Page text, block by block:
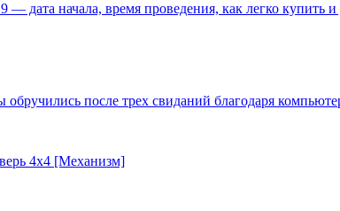
— дата начала, время проведения, как легко купить
после трех свиданий благодаря
4х4 [Механизм]